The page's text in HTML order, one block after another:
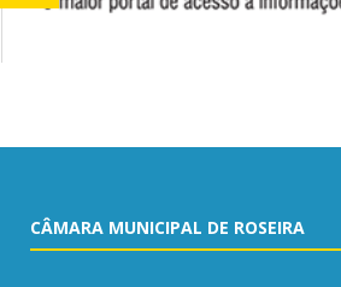
CÂMARA MUNICIPAL DE ROSEIRA